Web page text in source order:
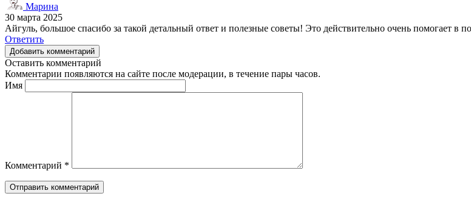
Марина
30 марта 2025
Айгуль, большое спасибо за такой детальный ответ и полезные советы! Это действительно очень помогает
Ответить
Добавить комментарий
Оставить комментарий
Комментарии появляются на сайте после модерации, в течение пары часов.
Имя
Комментарий *